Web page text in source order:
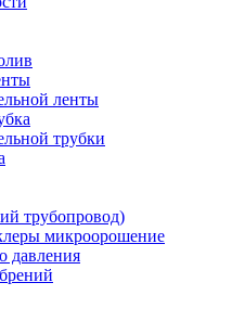
ленты
трубки
трубопровод)
микроорошение
давления